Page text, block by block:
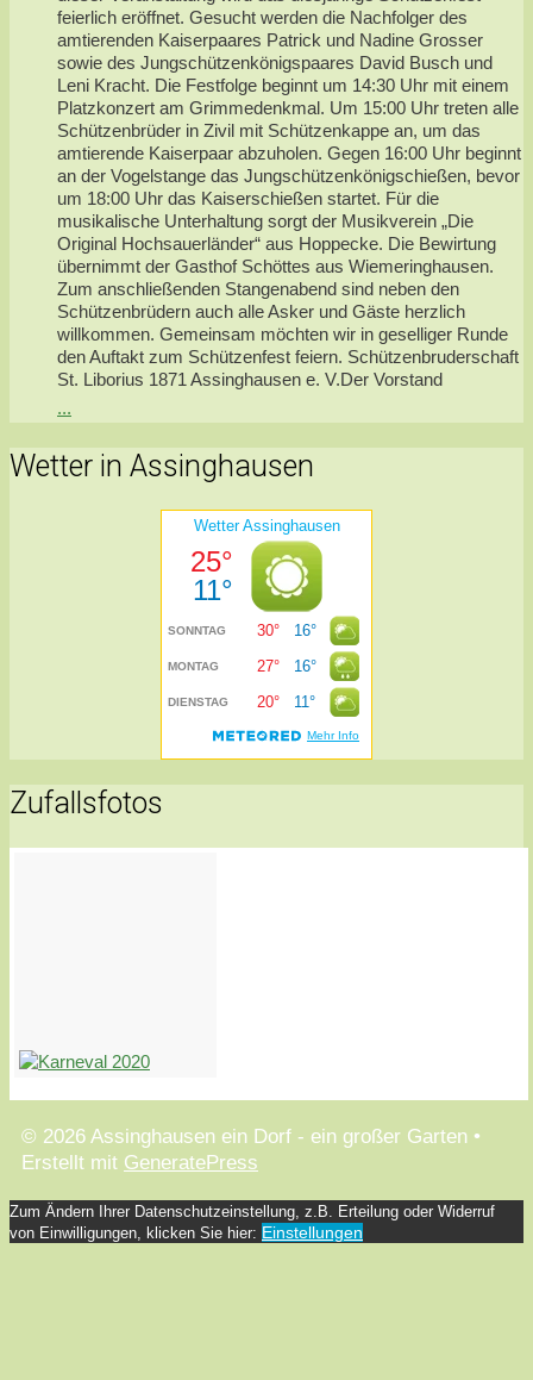
feierlich eröffnet. Gesucht werden die Nachfolger des
amtierenden Kaiserpaares Patrick und Nadine Grosser
sowie des Jungschützenkönigspaares David Busch und
Leni Kracht. Die Festfolge beginnt um 14:30 Uhr mit einem
Platzkonzert am Grimmedenkmal. Um 15:00 Uhr treten alle
Schützenbrüder in Zivil mit Schützenkappe an, um das
amtierende Kaiserpaar abzuholen. Gegen 16:00 Uhr beginnt
an der Vogelstange das Jungschützenkönigschießen, bevor
um 18:00 Uhr das Kaiserschießen startet. Für die
musikalische Unterhaltung sorgt der Musikverein „Die
Original Hochsauerländer“ aus Hoppecke. Die Bewirtung
übernimmt der Gasthof Schöttes aus Wiemeringhausen.
Zum anschließenden Stangenabend sind neben den
Schützenbrüdern auch alle Asker und Gäste herzlich
willkommen. Gemeinsam möchten wir in geselliger Runde
den Auftakt zum Schützenfest feiern. Schützenbruderschaft
St. Liborius 1871 Assinghausen e. V.Der Vorstand
...
Wetter in Assinghausen
Zufallsfotos
© 2026 Assinghausen ein Dorf - ein großer Garten •
Erstellt mit GeneratePress
Zum Ändern Ihrer Datenschutzeinstellung, z.B. Erteilung oder Widerruf
von Einwilligungen, klicken Sie hier: Einstellungen